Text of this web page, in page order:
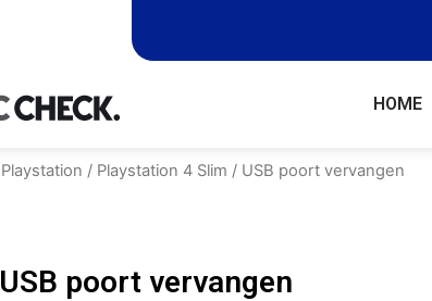
HOME
Playstation / Playstation 4 Slim / USB poort vervangen
USB poort vervangen